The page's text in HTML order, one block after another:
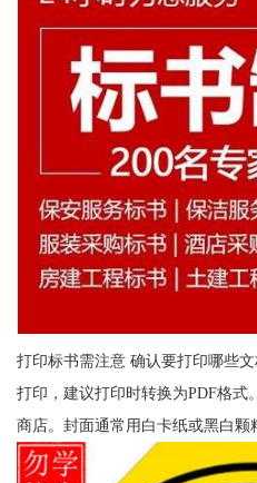
打印标书需注意 确认要打印哪些
打印，建议打印时转换为PDF格
商店。封面通常用白卡纸或黑白颗